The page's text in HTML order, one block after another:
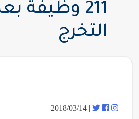
211 وظيفة بعد
التخرج
| 2018/03/14